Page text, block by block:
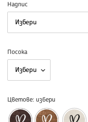
Надпис
Посока
Цветове: избери